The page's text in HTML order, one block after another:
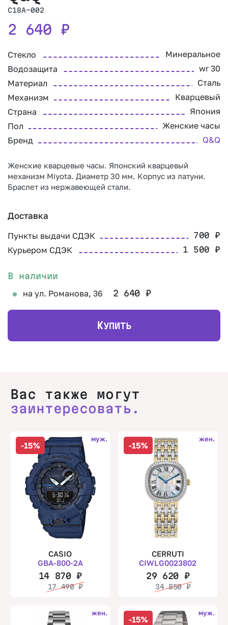
C18A-002
2 640 ₽
Стекло
Минеральное
Водозащита
wr 30
Материал
Сталь
Механизм
Кварцевый
Страна
Япония
Пол
Женские часы
Бренд
Q&Q
Женские кварцевые часы. Японский кварцевый
механизм Miyota. Диаметр 30 мм. Корпус из латуни.
Браслет из нержавеющей стали.
Доставка
Пункты выдачи СДЭК 700₽
Курьером СДЭК 1 500₽
В наличии
на ул. Романова, 36 2 640 ₽
КУПИТЬ
Вас также могут
заинтересовать.
-15%
муж.
CASIO
GBA-800-2A
14 870₽
17 490₽
-15%
жен.
CERRUTI
CIWLG0023802
29 620 ₽
34 850₽
жен.
-15%
муж.